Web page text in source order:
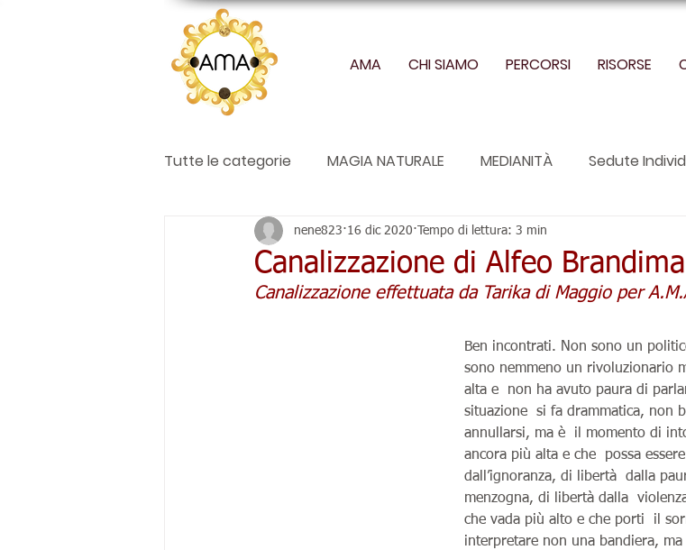
AMA CHI SIAMO PERCORSI RISORSE
Tutte le categorie MAGIA NATURALE MEDIANITÀ Sedute
Canalizzazione di Alfeo
nene823 16 dic 2020 Tempo di lettura: 3 min
Canalizzazione effettuata da Tarika di Maggio per
Ben incontrati. Non sono un
sono nemmeno un rivoluzionario
alta e  non ha avuto paura di
situazione  si fa drammatica, non
annullarsi, ma è  il momento di
ancora più alta e che  possa
dall’ignoranza, di libertà  dalla
menzogna, di libertà dalla
che vada più alto e che porti  il
interpretare non una bandiera,